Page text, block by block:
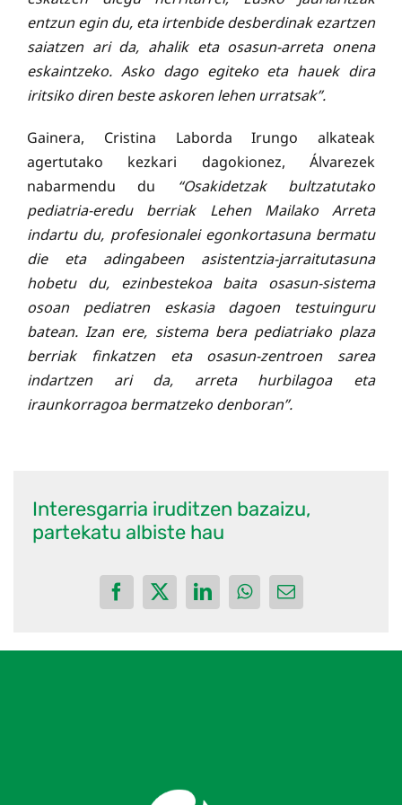
entzun egin du, eta irtenbide desberdinak ezartzen
saiatzen ari da, ahalik eta osasun-arreta onena
eskaintzeko. Asko dago egiteko eta hauek dira
iritsiko diren beste askoren lehen urratsak”.
Gainera, Cristina Laborda Irungo alkateak
agertutako kezkari dagokionez, Álvarezek
nabarmendu du
“Osakidetzak bultzatutako
pediatria-eredu berriak Lehen Mailako Arreta
indartu du, profesionalei egonkortasuna bermatu
die eta adingabeen asistentzia-jarraitutasuna
hobetu du, ezinbestekoa baita osasun-sistema
osoan pediatren eskasia dagoen testuinguru
batean. Izan ere, sistema bera pediatriako plaza
berriak finkatzen eta osasun-zentroen sarea
indartzen ari da, arreta hurbilagoa eta
iraunkorragoa bermatzeko denboran”.
Interesgarria iruditzen bazaizu,
partekatu albiste hau